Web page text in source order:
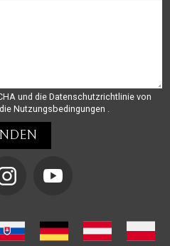
und die Datenschutzrichtlinie von
Nutzungsbedingungen .